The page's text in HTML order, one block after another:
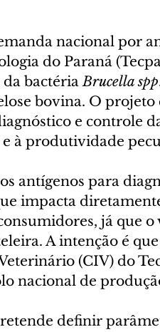
nacional por
do Paraná
da bactéria Brucella spp
bovina. O
e controle
à produtividade
antígenos para
impacta
já que
A intenção é
(CIV) do
nacional de
definir